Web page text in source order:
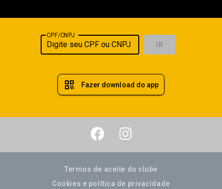
CPF/CNPJ
IR
qr_code Fazer download do app
Termos de aceite do clube
Cookies e política de privacidade